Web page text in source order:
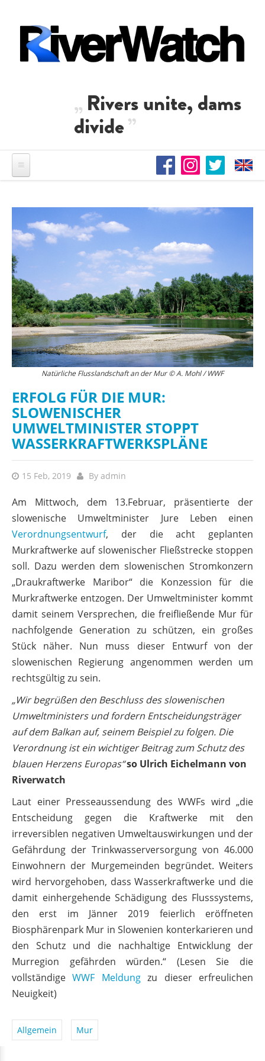
Rivers unite, dams
divide
Natürliche Flusslandschaft an der Mur © A. Mohl / WWF
ERFOLG FÜR DIE MUR:
SLOWENISCHER
UMWELTMINISTER STOPPT
WASSERKRAFTWERKSPLÄNE
15 Feb, 2019 By admin
Am Mittwoch, dem 13.Februar, präsentierte der
slowenische Umweltminister Jure Leben einen
Verordnungsentwurf, der die acht geplanten
Murkraftwerke auf slowenischer Fließstrecke stoppen
soll. Dazu werden dem slowenischen Stromkonzern
„Draukraftwerke Maribor“ die Konzession für die
Murkraftwerke entzogen. Der Umweltminister kommt
damit seinem Versprechen, die freifließende Mur für
nachfolgende Generation zu schützen, ein großes
Stück näher. Nun muss dieser Entwurf von der
slowenischen Regierung angenommen werden um
rechtsgültig zu sein.
„Wir begrüßen den Beschluss des slowenischen
Umweltministers und fordern Entscheidungsträger
auf dem Balkan auf, seinem Beispiel zu folgen. Die
Verordnung ist ein wichtiger Beitrag zum Schutz des
blauen Herzens Europas“so Ulrich Eichelmann von
Riverwatch
Laut einer Presseaussendung des WWFs wird „die
Entscheidung gegen die Kraftwerke mit den
irreversiblen negativen Umweltauswirkungen und der
Gefährdung der Trinkwasserversorgung von 46.000
Einwohnern der Murgemeinden begründet. Weiters
wird hervorgehoben, dass Wasserkraftwerke und die
damit einhergehende Schädigung des Flusssystems,
den erst im Jänner 2019 feierlich eröffneten
Biosphärenpark Mur in Slowenien konterkarieren und
den Schutz und die nachhaltige Entwicklung der
Murregion gefährden würden.“ (Lesen Sie die
vollständigeWWF Meldungzu dieser erfreulichen
Neuigkeit)
Allgemein Mur